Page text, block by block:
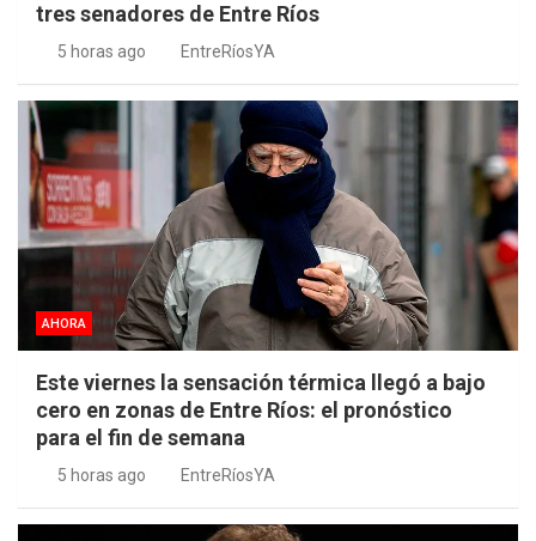
tres senadores de Entre Ríos
5 horas ago EntreRíosYA
AHORA
Este viernes la sensación térmica llegó a bajo
cero en zonas de Entre Ríos: el pronóstico
para el fin de semana
5 horas ago EntreRíosYA